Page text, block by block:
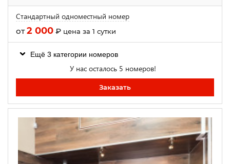
Стандартный одноместный номер
от2 000 ₽ цена за 1 сутки
Ещё 3 категории номеров
У нас осталось 5 номеров!
Заказать